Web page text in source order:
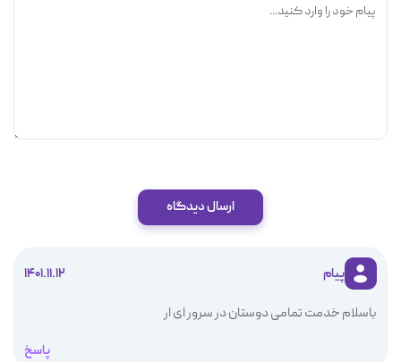
ارسال دیدگاه
پیام 1401.11.12
باسلام خدمت تمامی دوستان در سرور ای ار
پاسخ